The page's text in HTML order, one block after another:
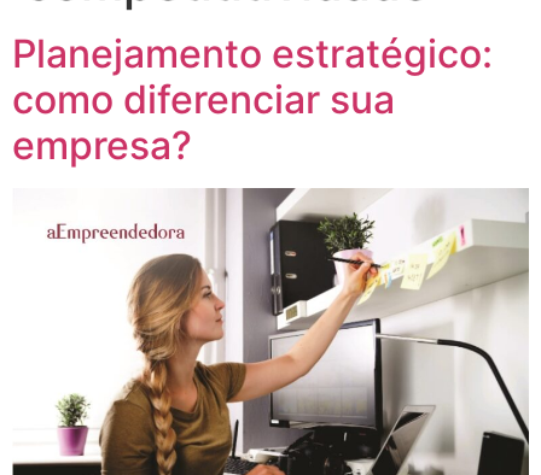
Planejamento estratégico:
como diferenciar sua
empresa?